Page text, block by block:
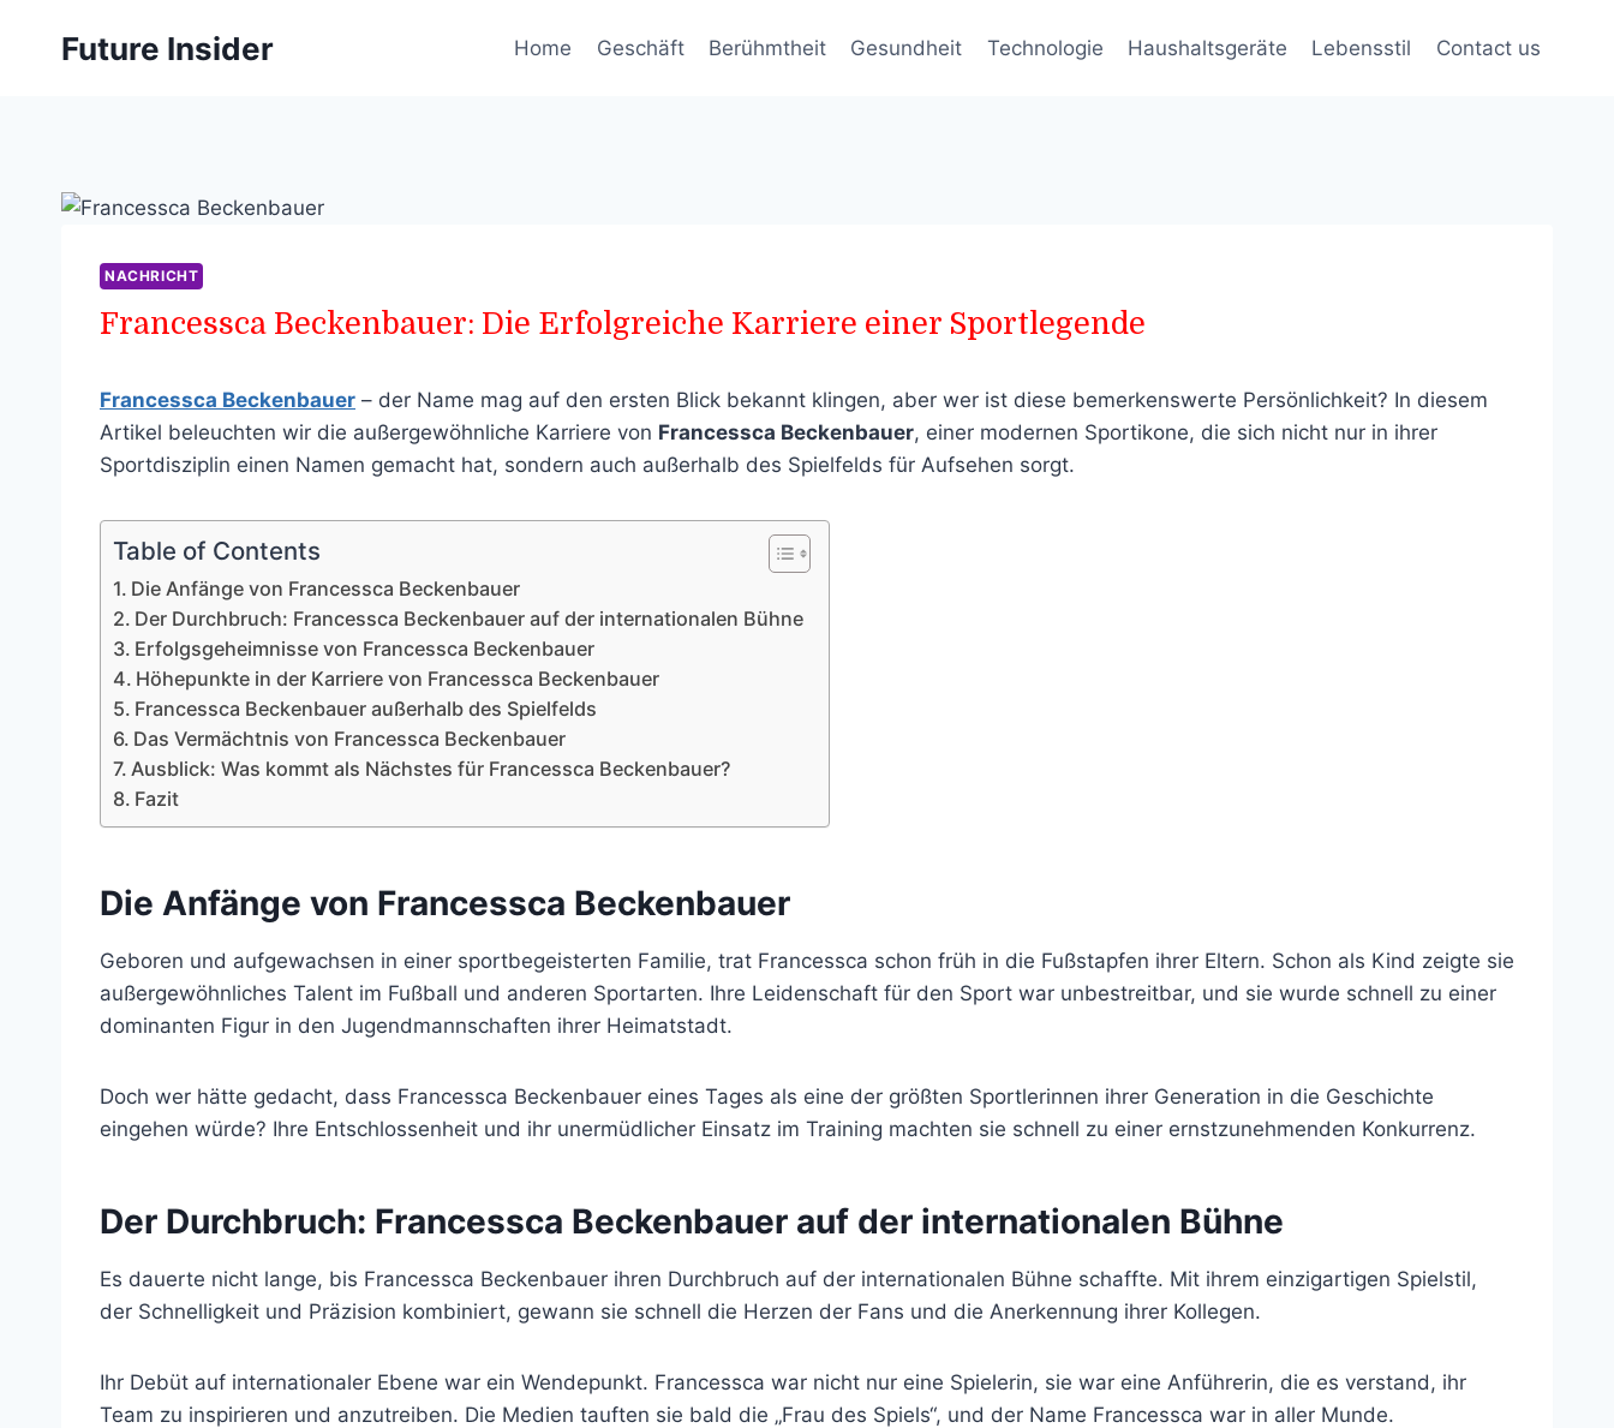
Future Insider Home Geschäft Berühmtheit Gesundheit Technologie Haushaltsgeräte Lebensstil Contact us
NACHRICHT
Francessca Beckenbauer: Die Erfolgreiche Karriere einer Sportlegende
Francessca Beckenbauer – der Name mag auf den ersten Blick bekannt klingen, aber wer ist diese bemerkenswerte Persönlichkeit? In diesem
Artikel beleuchten wir die außergewöhnliche Karriere von Francessca Beckenbauer, einer modernen Sportikone, die sich nicht nur in ihrer
Sportdisziplin einen Namen gemacht hat, sondern auch außerhalb des Spielfelds für Aufsehen sorgt.
Table of Contents
Die Anfänge von Francessca Beckenbauer
Der Durchbruch: Francessca Beckenbauer auf der internationalen Bühne
Erfolgsgeheimnisse von Francessca Beckenbauer
Höhepunkte in der Karriere von Francessca Beckenbauer
Francessca Beckenbauer außerhalb des Spielfelds
Das Vermächtnis von Francessca Beckenbauer
Ausblick: Was kommt als Nächstes für Francessca Beckenbauer?
Fazit
Die Anfänge von Francessca Beckenbauer
Geboren und aufgewachsen in einer sportbegeisterten Familie, trat Francessca schon früh in die Fußstapfen ihrer Eltern. Schon als Kind zeigte sie
außergewöhnliches Talent im Fußball und anderen Sportarten. Ihre Leidenschaft für den Sport war unbestreitbar, und sie wurde schnell zu einer
dominanten Figur in den Jugendmannschaften ihrer Heimatstadt.
Doch wer hätte gedacht, dass Francessca Beckenbauer eines Tages als eine der größten Sportlerinnen ihrer Generation in die Geschichte
eingehen würde? Ihre Entschlossenheit und ihr unermüdlicher Einsatz im Training machten sie schnell zu einer ernstzunehmenden Konkurrenz.
Der Durchbruch: Francessca Beckenbauer auf der internationalen Bühne
Es dauerte nicht lange, bis Francessca Beckenbauer ihren Durchbruch auf der internationalen Bühne schaffte. Mit ihrem einzigartigen Spielstil,
der Schnelligkeit und Präzision kombiniert, gewann sie schnell die Herzen der Fans und die Anerkennung ihrer Kollegen.
Ihr Debüt auf internationaler Ebene war ein Wendepunkt. Francessca war nicht nur eine Spielerin, sie war eine Anführerin, die es verstand, ihr
Team zu inspirieren und anzutreiben. Die Medien tauften sie bald die „Frau des Spiels“, und der Name Francessca war in aller Munde.